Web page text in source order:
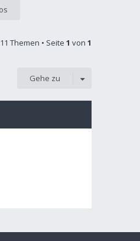
11 Themen • Seite 1 von 1
Gehe zu